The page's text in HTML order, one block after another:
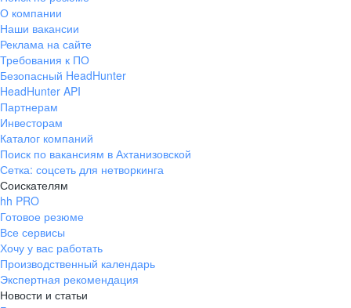
О компании
Наши вакансии
Реклама на сайте
Требования к ПО
Безопасный HeadHunter
HeadHunter API
Партнерам
Инвесторам
Каталог компаний
Поиск по вакансиям в Ахтанизовской
Сетка: соцсеть для нетворкинга
Соискателям
hh PRO
Готовое резюме
Все сервисы
Хочу у вас работать
Производственный календарь
Экспертная рекомендация
Новости и статьи